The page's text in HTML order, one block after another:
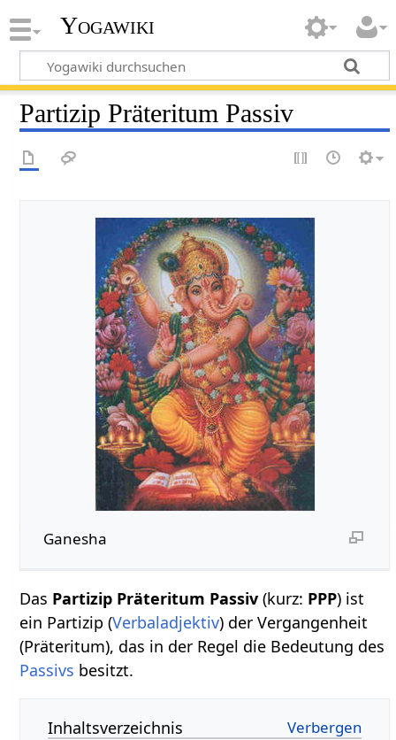
Yogawiki
Partizip Präteritum Passiv
Ganesha
Das Partizip Präteritum Passiv (kurz: PPP) ist
ein Partizip (Verbaladjektiv) der Vergangenheit
(Präteritum), das in der Regel die Bedeutung des
Passivs besitzt.
Inhaltsverzeichnis